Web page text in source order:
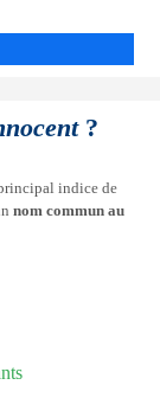
?
indice de
nom commun au